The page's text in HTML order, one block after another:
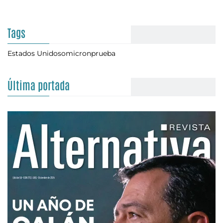
Tags
Estados Unidosomicronprueba
Última portada